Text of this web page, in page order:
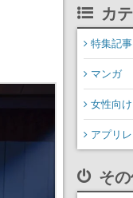
カ
特集記事
マンガ
女性向け
アプリ
そ